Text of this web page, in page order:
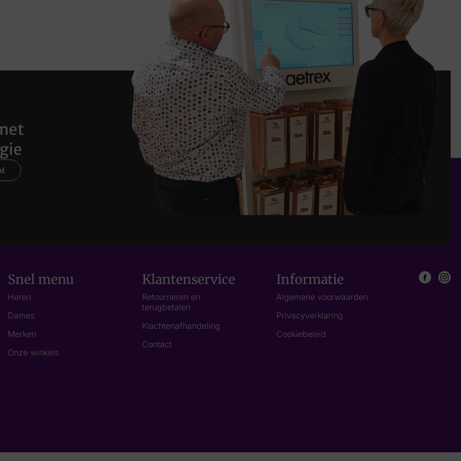
Snel menu
Heren
Dames
Merken
Onze winkels
Klantenservice
Retourneren en
terugbetalen
Klachtenafhandeling
Contact
Informatie
Algemene voorwaarden
Privacyverklaring
Cookiebeleid